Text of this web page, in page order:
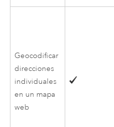
Geocodificar
direcciones
individuales
en un mapa
web